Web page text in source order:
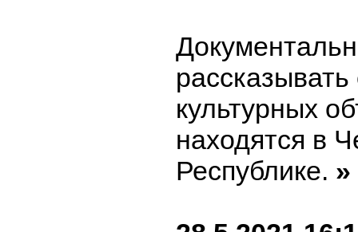
культурных
находятся в
Республике. »